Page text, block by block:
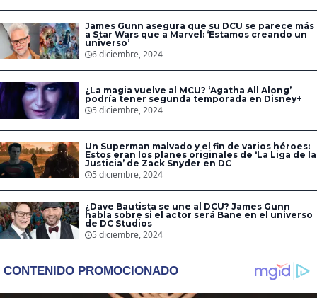
James Gunn asegura que su DCU se parece más
a Star Wars que a Marvel: ‘Estamos creando un
universo’
6 diciembre, 2024
¿La magia vuelve al MCU? ‘Agatha All Along’
podría tener segunda temporada en Disney+
5 diciembre, 2024
Un Superman malvado y el fin de varios héroes:
Estos eran los planes originales de ‘La Liga de la
Justicia’ de Zack Snyder en DC
5 diciembre, 2024
¿Dave Bautista se une al DCU? James Gunn
habla sobre si el actor será Bane en el universo
de DC Studios
5 diciembre, 2024